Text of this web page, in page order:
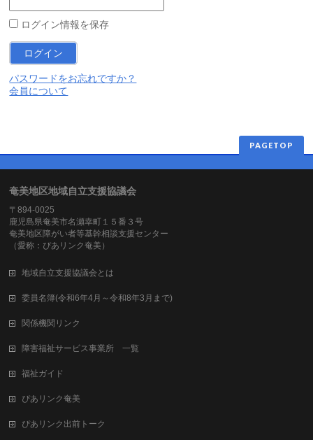
ログイン情報を保存
パスワードをお忘れですか？
会員について
PAGETOP
奄美地区地域自立支援協議会
〒894-0025
鹿児島県奄美市名瀬幸町１５番３号
奄美地区障がい者等基幹相談支援センター
（愛称：ぴあリンク奄美）
地域自立支援協議会とは
委員名簿(令和6年4月～令和8年3月まで)
関係機関リンク
障害福祉サービス事業所 一覧
福祉ガイド
ぴあリンク奄美
ぴあリンク出前トーク